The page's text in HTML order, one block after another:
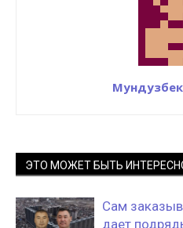
ЭТО МОЖЕТ БЫТЬ
Сам
дает